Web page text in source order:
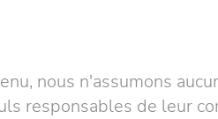
nous n'assumons
responsables de leur